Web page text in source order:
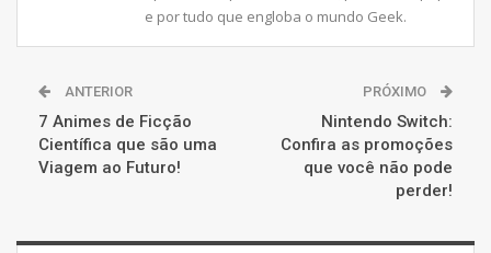
e por tudo que engloba o mundo Geek.
ANTERIOR
7 Animes de Ficção
Científica que são uma
Viagem ao Futuro!
PRÓXIMO
Nintendo Switch:
Confira as promoções
que você não pode
perder!